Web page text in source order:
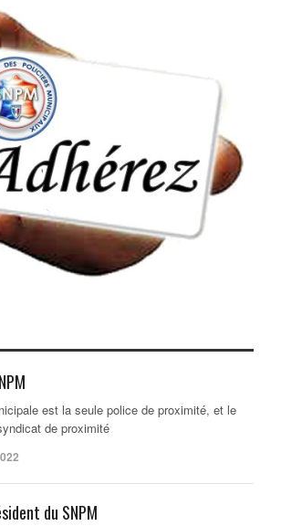
est la seule police de proximité, et le
de proximité
du SNPM